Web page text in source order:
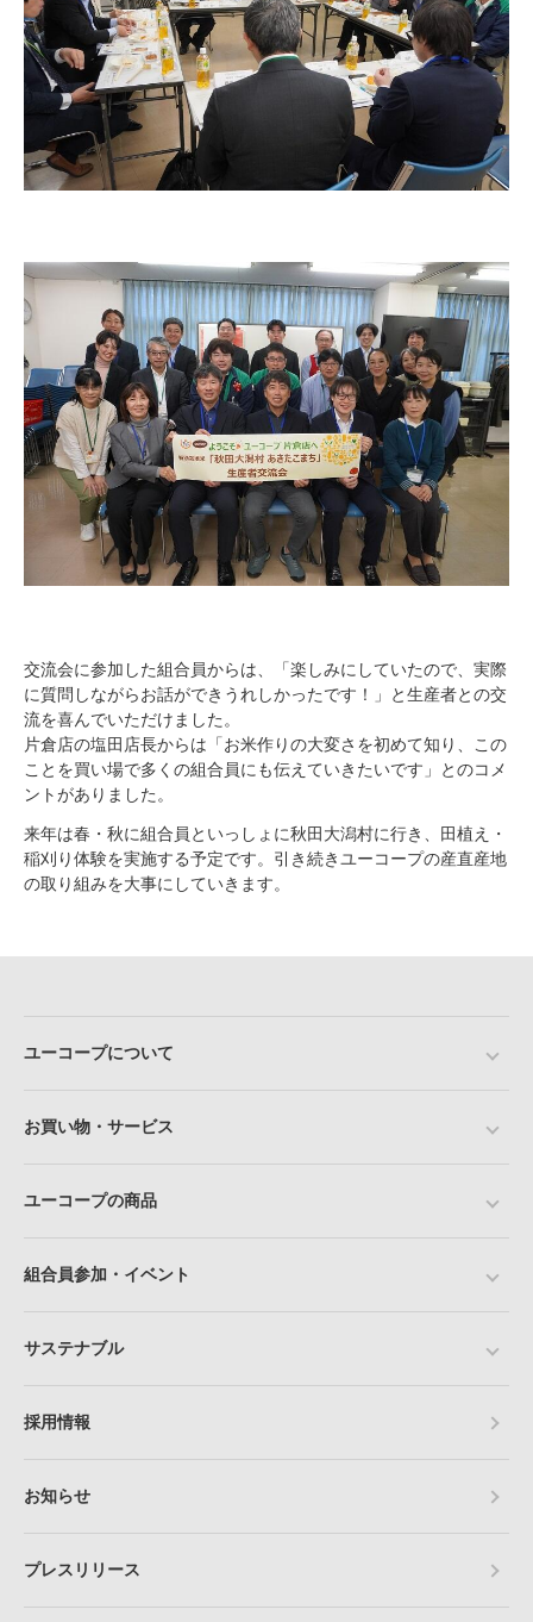
交流会に参加した組合員からは、「楽しみにしていたので、実際
に質問しながらお話ができうれしかったです！」と生産者との交
流を喜んでいただけました。
片倉店の塩田店長からは「お米作りの大変さを初めて知り、この
ことを買い場で多くの組合員にも伝えていきたいです」とのコメ
ントがありました。
来年は春・秋に組合員といっしょに秋田大潟村に行き、田植え・
稲刈り体験を実施する予定です。引き続きユーコープの産直産地
の取り組みを大事にしていきます。
ユーコープについて
お買い物・サービス
ユーコープの商品
組合員参加・イベント
サステナブル
採用情報
お知らせ
プレスリリース